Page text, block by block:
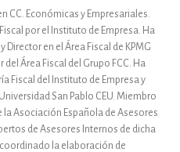
CC. Económicas y Empresariales.
por el Instituto de Empresa. Ha
en el Área Fiscal de KPMG
Área Fiscal del Grupo FCC. Ha
Fiscal del Instituto de Empresa y
San Pablo CEU. Miembro
Asociación Española de Asesores
de Asesores Internos de dicha
la elaboración de